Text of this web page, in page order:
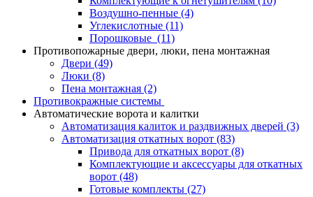
Воздушно-пенные (4)
Углекислотные (11)
Порошковые (11)
Противопожарные двери, люки, пена монтажная
Двери (49)
Люки (8)
Пена монтажная (2)
Противокражные системы
Автоматические ворота и калитки
Автоматизация калиток и раздвижных дверей (3)
Автоматизация откатных ворот (83)
Привода для откатных ворот (8)
Комплектующие и аксессуары для откатных
ворот (48)
Готовые комплекты (27)